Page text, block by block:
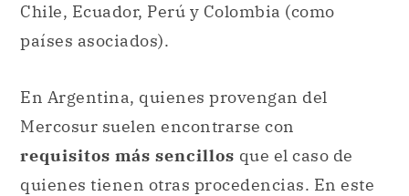
Chile, Ecuador, Perú y Colombia (como
países asociados).
En Argentina, quienes provengan del
Mercosur suelen encontrarse con
requisitos más sencillos que el caso de
quienes tienen otras procedencias. En este